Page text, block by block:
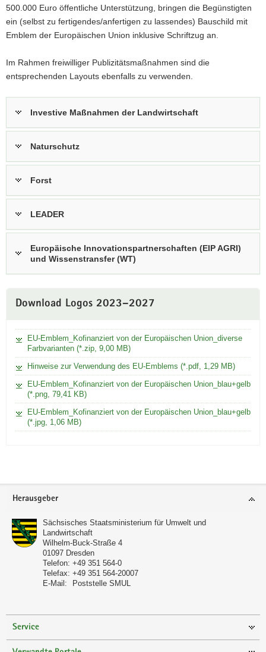
500.000 Euro öffentliche Unterstützung, bringen die Begünstigten
ein (selbst zu fertigendes/anfertigen zu lassendes) Bauschild mit
Emblem der Europäischen Union inklusive Schriftzug an.
Im Rahmen freiwilliger Publizitätsmaßnahmen sind die
entsprechenden Layouts ebenfalls zu verwenden.
Investive Maßnahmen der Landwirtschaft
Naturschutz
Forst
LEADER
Europäische Innovationspartnerschaften (EIP AGRI)
und Wissenstransfer (WT)
Information
Download Logos 2023–2027
EU-Emblem_Kofinanziert von der Europäischen Union_diverse
Farbvarianten (*.zip, 9,00 MB)
Hinweise zur Verwendung des EU-Emblems (*.pdf, 1,29 MB)
EU-Emblem_Kofinanziert von der Europäischen Union_blau+gelb
(*.png, 79,41 KB)
EU-Emblem_Kofinanziert von der Europäischen Union_blau+gelb
(*.jpg, 1,06 MB)
Footer-
Herausgeber
Sächsisches Staatsministerium für Umwelt und
Landwirtschaft
Wilhelm-Buck-Straße 4
01097 Dresden
Telefon: +49 351 564-0
Telefax: +49 351 564-20007
E-Mail:
Poststelle SMUL
Service